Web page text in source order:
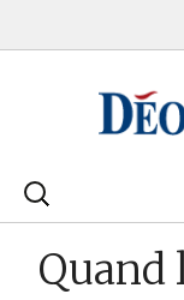
Rechercher
Quand